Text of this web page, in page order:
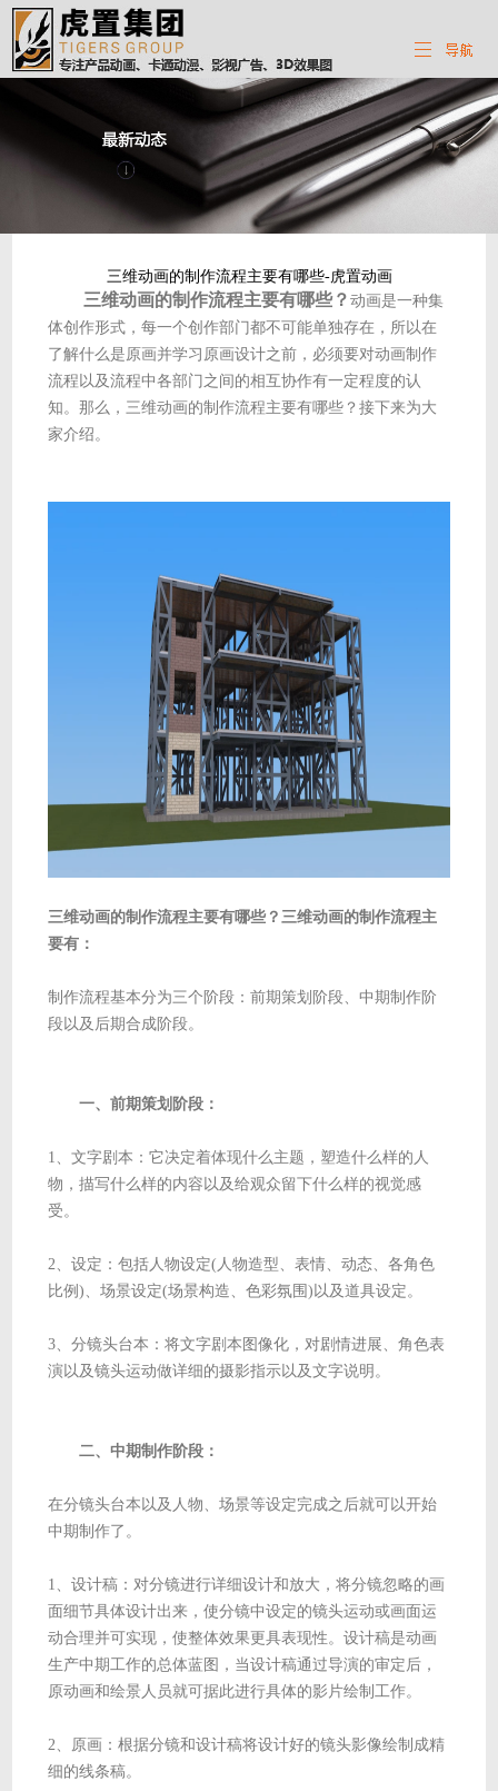
三维动画的制作流程主要有哪些-虎置动画
三维动画的制作流程主要有哪些？动画是一种集
体创作形式，每一个创作部门都不可能单独存在，所以在
了解什么是原画并学习原画设计之前，必须要对动画制作
流程以及流程中各部门之间的相互协作有一定程度的认
知。那么，三维动画的制作流程主要有哪些？接下来为大
家介绍。
三维动画的制作流程主要有哪些？三维动画的制作流程主
要有：
制作流程基本分为三个阶段：前期策划阶段、中期制作阶
段以及后期合成阶段。
一、前期策划阶段：
1、文字剧本：它决定着体现什么主题，塑造什么样的人
物，描写什么样的内容以及给观众留下什么样的视觉感
受。
2、设定：包括人物设定(人物造型、表情、动态、各角色
比例)、场景设定(场景构造、色彩氛围)以及道具设定。
3、分镜头台本：将文字剧本图像化，对剧情进展、角色表
演以及镜头运动做详细的摄影指示以及文字说明。
二、中期制作阶段：
在分镜头台本以及人物、场景等设定完成之后就可以开始
中期制作了。
1、设计稿：对分镜进行详细设计和放大，将分镜忽略的画
面细节具体设计出来，使分镜中设定的镜头运动或画面运
动合理并可实现，使整体效果更具表现性。设计稿是动画
生产中期工作的总体蓝图，当设计稿通过导演的审定后，
原动画和绘景人员就可据此进行具体的影片绘制工作。
2、原画：根据分镜和设计稿将设计好的镜头影像绘制成精
细的线条稿。